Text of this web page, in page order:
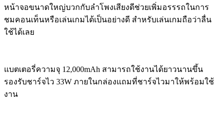
หน้าจอขนาดใหญ่บวกกับลำโพงเสียงดีช่วยเพิ่มอรรรถในการ
ชมคอนเท็นหรือเล่นเกมได้เป็นอย่างดี สำหรับเล่นเกมถือว่าลื่น
ใช้ได้เลย
แบตเตอรี่ความจุ 12,000mAh สามารถใช้งานได้ยาวนานขึ้น
รองรับชาร์จไว 33W ภายในกล่องแถมที่ชาร์จไวมาให้พร้อมใช้
งาน